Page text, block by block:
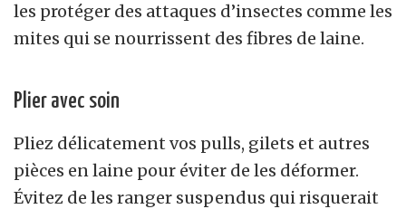
les protéger des attaques d’insectes comme les
mites qui se nourrissent des fibres de laine.
Plier avec soin
Pliez délicatement vos pulls, gilets et autres
pièces en laine pour éviter de les déformer.
Évitez de les ranger suspendus qui risquerait